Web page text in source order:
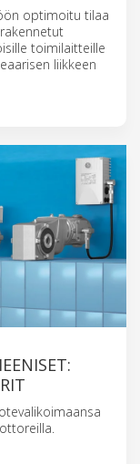
optimoitu tilaa
toimilaitteille
liikkeen